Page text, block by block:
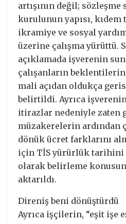
artışının değil;
kurulunun yapısı,
ikramiye ve sosyal
üzerine çalışma yürüttü.
açıklamada işverenin
çalışanların
mali açıdan oldukça
belirtildi. Ayrıca
itirazlar nedeniyle zaten
müzakerelerin ardından
dönük ücret farklarını
için TİS yürürlük tarihini
olarak belirleme
aktarıldı.
Direniş beni dönüştürdü
Ayrıca işçilerin, “eşit işe